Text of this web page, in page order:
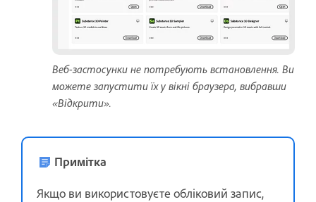
Веб-застосунки не потребують встановлення. Ви
можете запустити їх у вікні браузера, вибравши
«Відкрити».
Примітка
Якщо ви використовуєте обліковий запис,